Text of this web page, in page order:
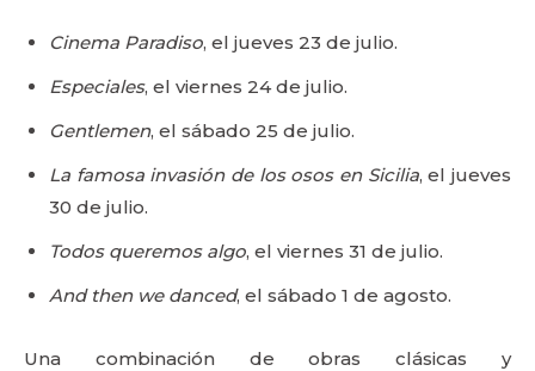
Cinema Paradiso, el jueves 23 de julio.
Especiales, el viernes 24 de julio.
Gentlemen, el sábado 25 de julio.
La famosa invasión de los osos en Sicilia, el jueves
30 de julio.
Todos queremos algo, el viernes 31 de julio.
And then we danced, el sábado 1 de agosto.
Una combinación de obras clásicas y